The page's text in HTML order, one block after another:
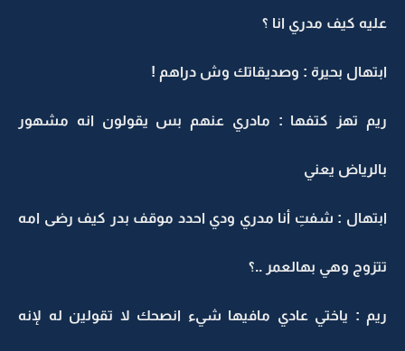
عليه كيف مدري انا ؟
ابتهال بحيرة : وصديقاتك وش دراهم !
ريم تهز كتفها : مادري عنهم بس يقولون انه مشهور
بالرياض يعني
ابتهال : شفتِ أنا مدري ودي احدد موقف بدر كيف رضى امه
تتزوج وهي بهالعمر ..؟
ريم : ياختي عادي مافيها شيء انصحك لا تقولين له لإنه